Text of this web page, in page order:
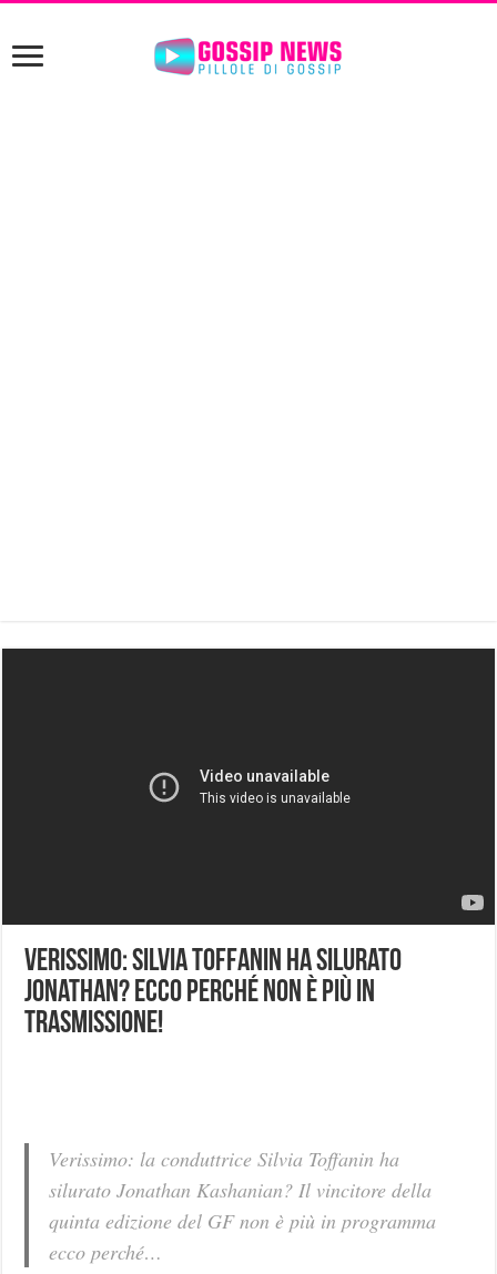
Verissimo: Silvia Toffanin ha silurato
Jonathan? Ecco perché non è più in
trasmissione!
Verissimo: la conduttrice Silvia Toffanin ha
silurato Jonathan Kashanian? Il vincitore della
quinta edizione del GF non è più in programma
ecco perché…